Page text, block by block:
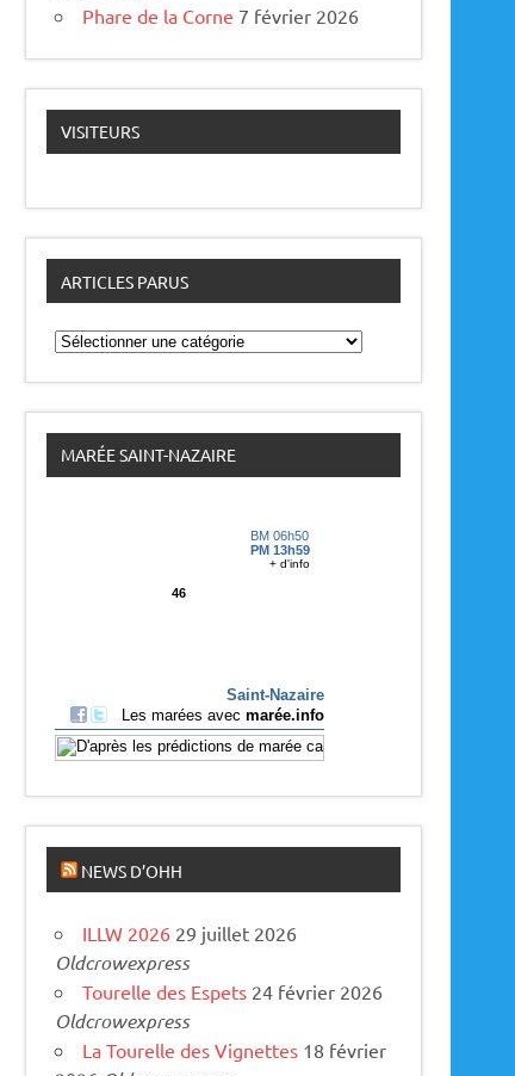
Phare de la Corne 7 février 2026
VISITEURS
ARTICLES PARUS
A
r
t
c
l
e
s
MARÉE SAINT-NAZAIRE
NEWS D’OHH
ILLW 2026 29 juillet 2026
Oldcrowexpress
Tourelle des Espets 24 février 2026
Oldcrowexpress
La Tourelle des Vignettes 18 février